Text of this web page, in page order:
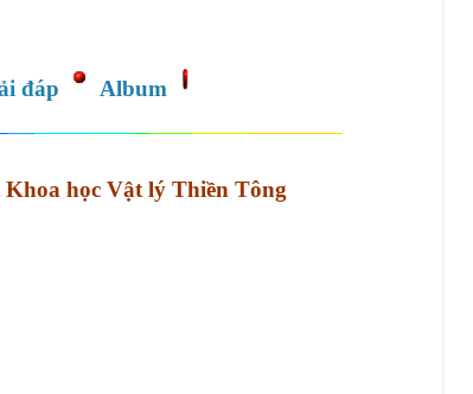
đáp Album
học Vật lý Thiền Tông